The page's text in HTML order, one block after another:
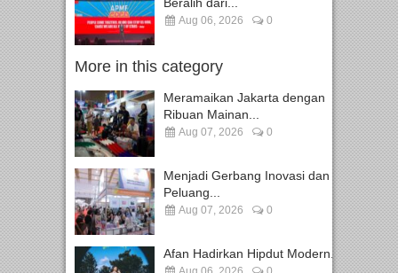
Aug 06, 2026 0
More in this category
Meramaikan Jakarta dengan
Ribuan Mainan...
Aug 07, 2026 0
Menjadi Gerbang Inovasi dan
Peluang...
Aug 07, 2026 0
Afan Hadirkan Hipdut Modern...